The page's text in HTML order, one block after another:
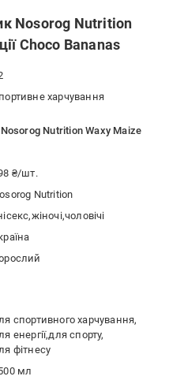
Nosorog Nutrition
Choco Bananas
харчування
Nutrition Waxy Maize
₴/шт.
Nutrition
жіночі чоловічі
спортивного харчування
енергії для спорту
фітнесу
мл